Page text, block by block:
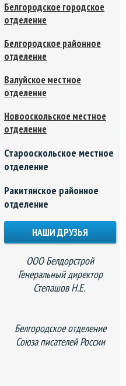
Белгородское городское
отделение
Белгородское районное
отделение
Валуйское местное
отделение
Новооскольское местное
отделение
Старооскольское местное
отделение
Ракитянское районное
отделение
НАШИ ДРУЗЬЯ
ООО Белдорстрой
Генеральный директор
Степашов Н.Е.
Белгородское отделение
Союза писателей России